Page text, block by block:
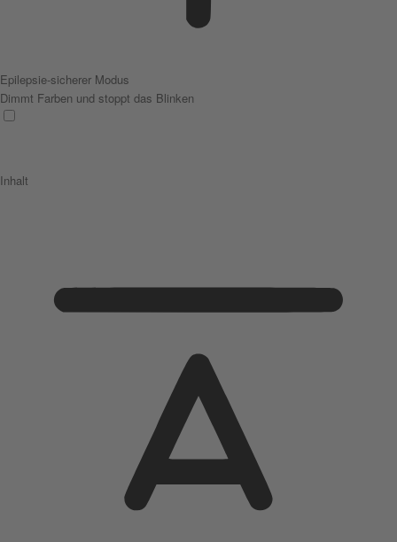
Epilepsie-sicherer Modus
Dimmt Farben und stoppt das Blinken
Inhalt